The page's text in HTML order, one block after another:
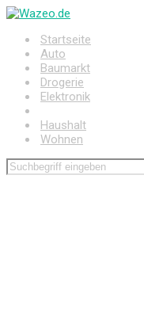
Zum
springenStartseite
Auto
Baumarkt
Drogerie
Elektronik
Haushalt
Wohnen